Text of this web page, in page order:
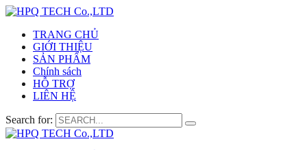
TRANG CHỦ
GIỚI THIỆU
SẢN PHẨM
Chính sách
HỖ TRỢ
LIÊN HỆ
Search for: